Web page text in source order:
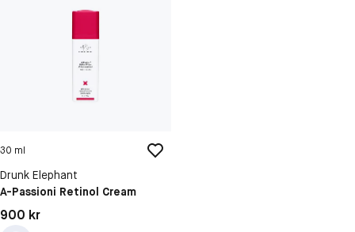
30 ml
Drunk Elephant
A-Passioni Retinol Cream
Pris: 900 kr
900 kr